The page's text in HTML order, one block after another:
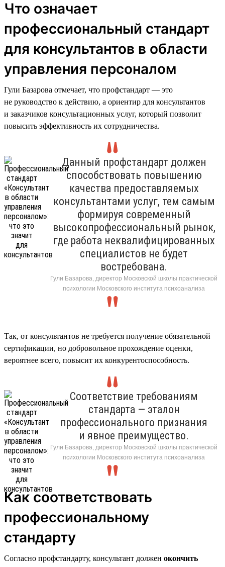
Что означает
профессиональный стандарт
для консультантов в области
управления персоналом
Гули Базарова отмечает, что профстандарт — это
не руководство к действию, а ориентир для консультантов
и заказчиков консультационных услуг, который позволит
повысить эффективность их сотрудничества.
Данный профстандарт должен
способствовать повышению
качества предоставляемых
консультантами услуг, тем самым
формируя современный
высокопрофессиональный рынок,
где работа неквалифицированных
специалистов не будет
востребована.
Гули Базарова, директор Московской школы практической
психологии Московского института психоанализа
Так, от консультантов не требуется получение обязательной
сертификации, но добровольное прохождение оценки,
вероятнее всего, повысит их конкурентоспособность.
Соответствие требованиям
стандарта — эталон
профессионального признания
и явное преимущество.
Гули Базарова, директор Московской школы практической
психологии Московского института психоанализа
Как соответствовать
профессиональному
стандарту
Согласно профстандарту, консультант должен окончить